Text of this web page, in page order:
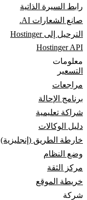
رابط السيرة الذاتية
صانع الشعارات AI.
الترحيل إلى Hostinger
Hostinger API
معلومات
التسعير
مراجعات
برنامج الإحالة
شراكة تعليمية
دليل الوكالات
خارطة الطريق (إنجليزية)
وضع النظام
مركز الثقة
خريطة الموقع
شركة